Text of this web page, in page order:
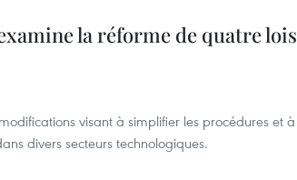
la réforme de quatre lois
visant à simplifier les procédures et à
divers secteurs technologiques.